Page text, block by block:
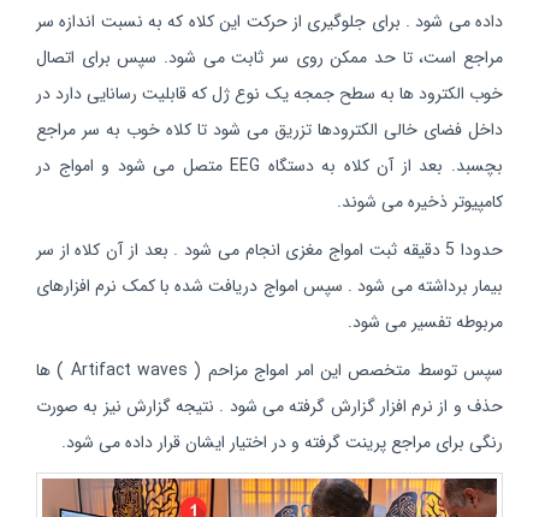
داده می شود . برای جلوگیری از حرکت این کلاه که به نسبت اندازه سر
مراجع است، تا حد ممکن روی سر ثابت می شود. سپس برای اتصال
خوب الکترود ها به سطح جمجه یک نوع ژل که قابلیت رسانایی دارد در
داخل فضای خالی الکترودها تزریق می شود تا کلاه خوب به سر مراجع
بچسبد. بعد از آن کلاه به دستگاه EEG متصل می شود و امواج در
کامپیوتر ذخیره می شوند.
حدودا 5 دقیقه ثبت امواج مغزی انجام می شود . بعد از آن کلاه از سر
بیمار برداشته می شود . سپس امواج دریافت شده با کمک نرم افزارهای
مربوطه تفسیر می شود.
سپس توسط متخصص این امر امواج مزاحم ( Artifact waves ) ها
حذف و از نرم افزار گزارش گرفته می شود . نتیجه گزارش نیز به صورت
رنگی برای مراجع پرینت گرفته و در اختیار ایشان قرار داده می شود.